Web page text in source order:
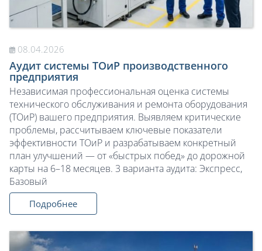
08.04.2026
Аудит системы ТОиР производственного
предприятия
Независимая профессиональная оценка системы
технического обслуживания и ремонта оборудования
(ТОиР) вашего предприятия. Выявляем критические
проблемы, рассчитываем ключевые показатели
эффективности ТОиР и разрабатываем конкретный
план улучшений — от «быстрых побед» до дорожной
карты на 6–18 месяцев. 3 варианта аудита: Экспресс,
Базовый
Подробнее